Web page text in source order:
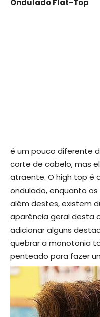
Ondulado Flat-Top
é um pouco diferente
corte de cabelo, mas
atraente. O high top é
ondulado, enquanto
além destes, existem
aparência geral desta
adicionar alguns
quebrar a monotonia
penteado para fazer